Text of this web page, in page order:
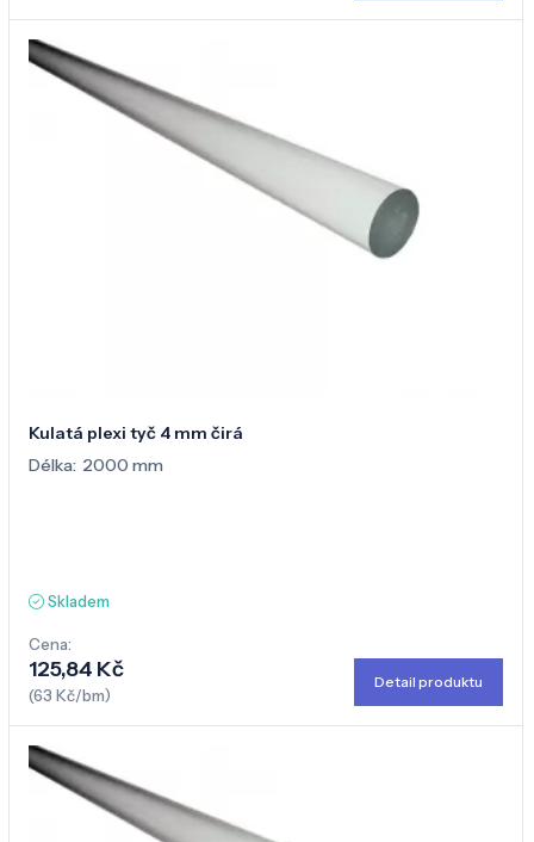
Kulatá plexi tyč 4 mm čirá
Délka: 2000 mm
Skladem
Cena:
125,84 Kč
(63 Kč/bm)
Detail produktu